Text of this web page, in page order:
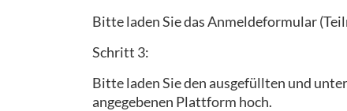
Bitte laden Sie das Anmeldeformular
Schritt 3:
Bitte laden Sie den ausgefüllten und
angegebenen Plattform hoch.